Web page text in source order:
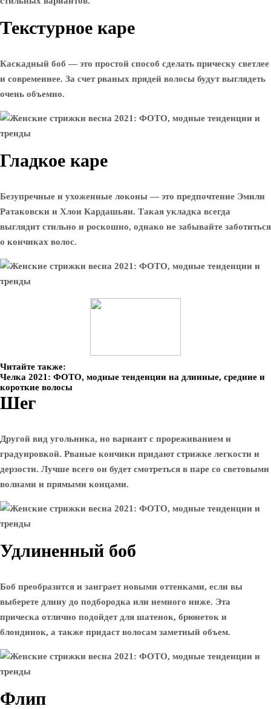
Текстурное каре
Каскадный боб — это простой способ сделать прическу светлее
и современнее. За счет рваных прядей волосы будут выглядеть
очень объемно.
Гладкое каре
Безупречные и ухоженные локоны — это предпочтение Эмили
Ратаковски и Хлои Кардашьян. Такая укладка всегда
выглядит стильно и роскошно, однако не забывайте заботиться
о кончиках волос.
Читайте также:
Челка 2021: ФОТО, модные тенденции на длинные, средние и
короткие волосы
Шег
Другой вид угольника, но вариант с прореживанием и
градуировкой. Рваные кончики придают стрижке легкости и
дерзости. Лучше всего он будет смотреться в паре со световыми
волнами и прямыми концами.
Удлиненный боб
Боб преобразится и заиграет новыми оттенками, если вы
выберете длину до подбородка или немного ниже. Эта
прическа отлично подойдет для шатенок, брюнеток и
блондинок, а также придаст волосам заметный объем.
Флип